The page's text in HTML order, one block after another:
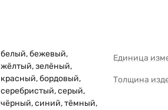
белый,бежевый,
жёлтый,зелёный,
красный,бордовый,
серебристый,серый,
чёрный,синий,тёмный,
Единица
Толщина